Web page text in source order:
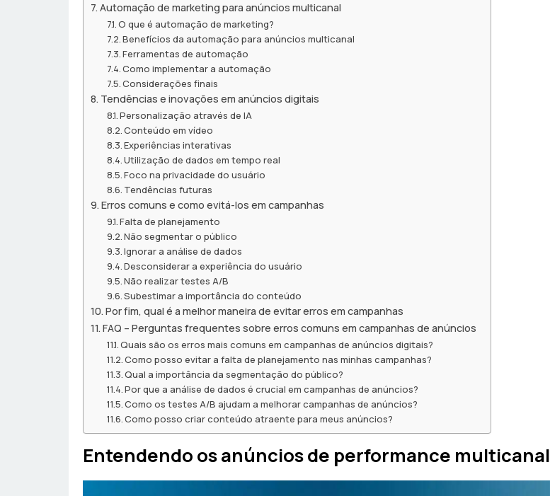
Automação de marketing para anúncios multicanal
O que é automação de marketing?
Benefícios da automação para anúncios multicanal
Ferramentas de automação
Como implementar a automação
Considerações finais
Tendências e inovações em anúncios digitais
Personalização através de IA
Conteúdo em vídeo
Experiências interativas
Utilização de dados em tempo real
Foco na privacidade do usuário
Tendências futuras
Erros comuns e como evitá-los em campanhas
Falta de planejamento
Não segmentar o público
Ignorar a análise de dados
Desconsiderar a experiência do usuário
Não realizar testes A/B
Subestimar a importância do conteúdo
Por fim, qual é a melhor maneira de evitar erros em campanhas
FAQ – Perguntas frequentes sobre erros comuns em campanhas de anúncios
Quais são os erros mais comuns em campanhas de anúncios digitais?
Como posso evitar a falta de planejamento nas minhas campanhas?
Qual a importância da segmentação do público?
Por que a análise de dados é crucial em campanhas de anúncios?
Como os testes A/B ajudam a melhorar campanhas de anúncios?
Como posso criar conteúdo atraente para meus anúncios?
Entendendo os anúncios de performance multicanal